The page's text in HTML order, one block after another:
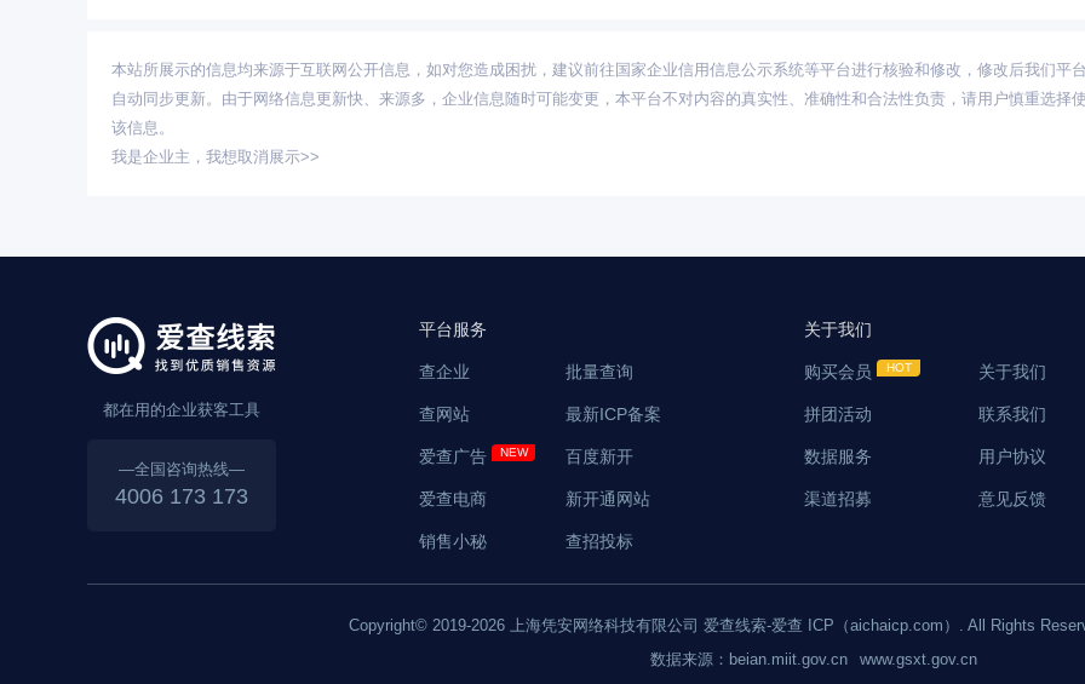
本站所展示的信息均来源于互联网公开信息，如对您造成困扰，建议前往国家企业信用信息公示系统等平台进行核验和修改，修改后我们平
自动同步更新。由于网络信息更新快、来源多，企业信息随时可能变更，本平台不对内容的真实性、准确性和合法性负责，请用户慎重选择
该信息。
我是企业主， 我想取消展示>>
手机
都在用的企业获客工具
—全国咨询热线—
4006 173 173
平台服务
查企业
查网站
爱查广告
爱查电商
销售小秘
批量查询
最新ICP备案
百度新开
新开通网站
查招投标
关于我们
购买会员
拼团活动
数据服务
渠道招募
关于我们
联系我们
用户协议
意见反馈
Copyright© 2019-2026 上海凭安网络科技有限公司 爱查线索-爱查 ICP（aichaicp.com）. All Rights
数据来源： beian.miit.gov.cn www.gsxt.gov.cn